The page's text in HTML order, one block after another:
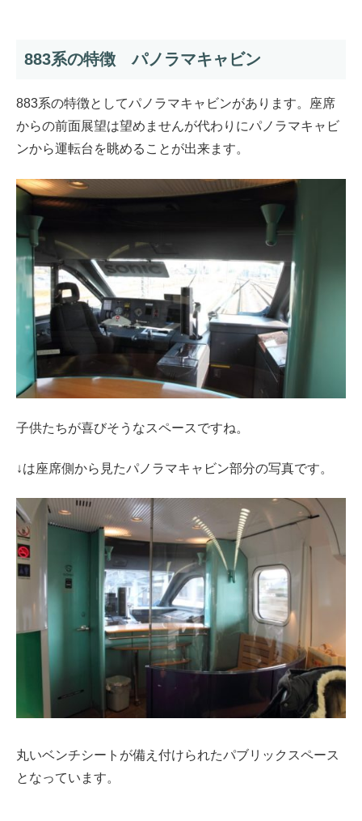
883系の特徴 パノラマキャビン
883系の特徴としてパノラマキャビンがあります。座席
からの前面展望は望めませんが代わりにパノラマキャビ
ンから運転台を眺めることが出来ます。
子供たちが喜びそうなスペースですね。
↓は座席側から見たパノラマキャビン部分の写真です。
丸いベンチシートが備え付けられたパブリックスペース
となっています。